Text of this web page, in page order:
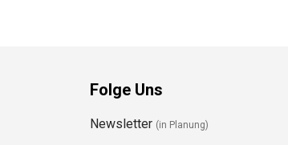
Folge Uns
Newsletter (in Planung)